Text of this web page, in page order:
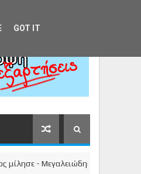
- Μεγαλειώδης συγκέντρωση του
GOT IT